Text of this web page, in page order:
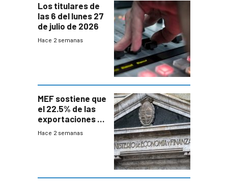
Los titulares de
las 6 del lunes 27
de julio de 2026
Hace 2 semanas
MEF sostiene que
el 22.5% de las
exportaciones a
EE.UU se verán
Hace 2 semanas